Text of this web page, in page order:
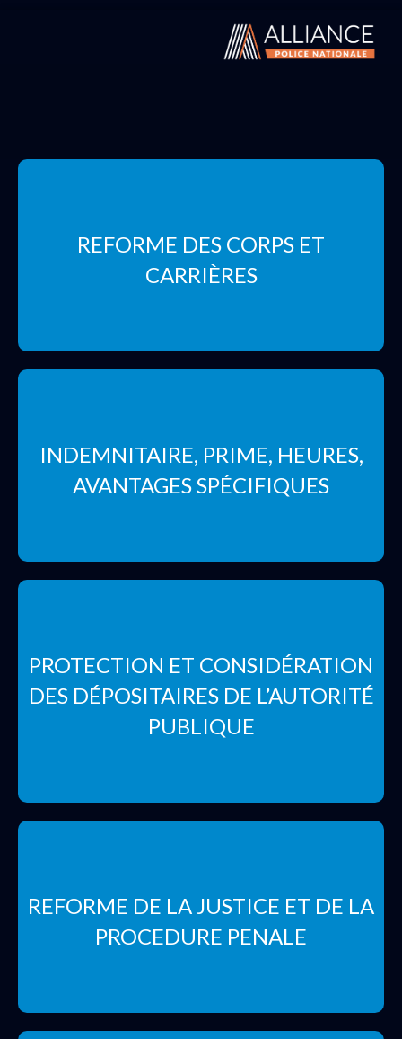
REFORME DES CORPS ET
CARRIÈRES
INDEMNITAIRE, PRIME, HEURES,
AVANTAGES SPÉCIFIQUES
PROTECTION ET CONSIDÉRATION
DES DÉPOSITAIRES DE L’AUTORITÉ
PUBLIQUE
REFORME DE LA JUSTICE ET DE LA
PROCEDURE PENALE